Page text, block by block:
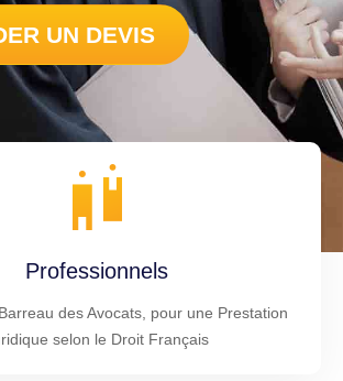
UN DEVIS
Professionnels
des Avocats, pour une Prestation
selon le Droit Français